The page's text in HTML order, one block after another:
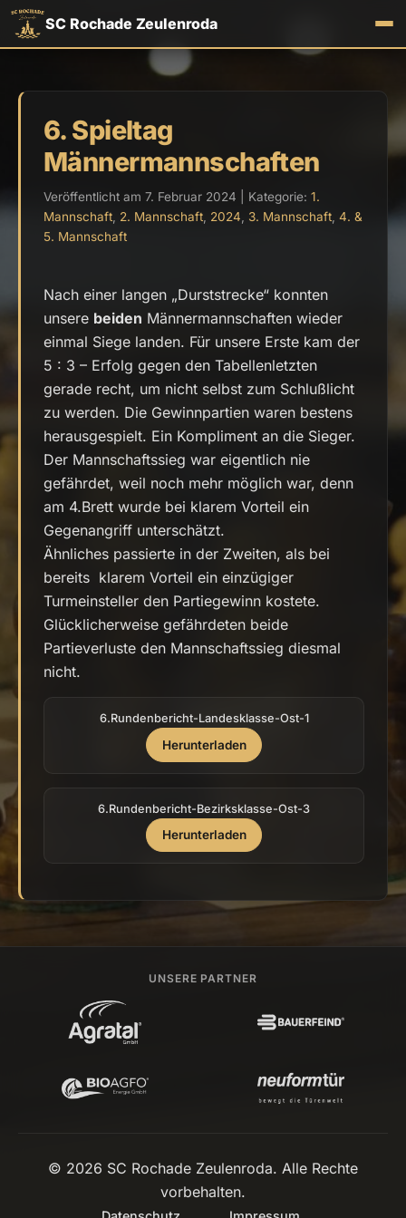
SC Rochade Zeulenroda
6. Spieltag
Männermannschaften
Veröffentlicht am 7. Februar 2024 | Kategorie: 1.
Mannschaft 2. Mannschaft 2024 3. Mannschaft 4. &
5. Mannschaft
Nach einer langen „Durststrecke“ konnten
unsere beiden Männermannschaften wieder
einmal Siege landen. Für unsere Erste kam der
5 : 3 – Erfolg gegen den Tabellenletzten
gerade recht, um nicht selbst zum Schlußlicht
zu werden. Die Gewinnpartien waren bestens
herausgespielt. Ein Kompliment an die Sieger.
Der Mannschaftssieg war eigentlich nie
gefährdet, weil noch mehr möglich war, denn
am 4.Brett wurde bei klarem Vorteil ein
Gegenangriff unterschätzt.
Ähnliches passierte in der Zweiten, als bei
bereits klarem Vorteil ein einzügiger
Turmeinsteller den Partiegewinn kostete.
Glücklicherweise gefährdeten beide
Partieverluste den Mannschaftssieg diesmal
nicht.
6.Rundenbericht-Landesklasse-Ost-1
Herunterladen
6.Rundenbericht-Bezirksklasse-Ost-3
Herunterladen
UNSERE PARTNER
© 2026 SC Rochade Zeulenroda. Alle Rechte
vorbehalten.